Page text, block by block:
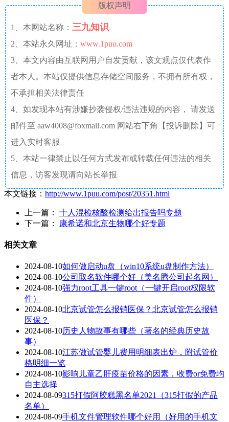
版权声明
1、本网站名称： 三九知识
2、本站永久网址： www.1puu.com
3、本文内容由互联网用户自发贡献，该文观点仅代表作
者本人。本站仅提供信息存储空间服务，不拥有所有权，
不承担相关法律责任
4、如发现本站有涉嫌抄袭侵权/违法违规的内容， 请发送
邮件至 aaw4008@foxmail.com 网站右下角【投诉删除】可
进入实时客服
5、本站一律禁止以任何方式发布或转载任何违法的相关
信息，访客发现请向站长举报
本文链接： http://www.1puu.com/post/20351.html
上一篇： 十人混检核酸检测给出报告吗专题
下一篇：
康希诺和北京生物哪个好专题
相关文章
2024-08-10如何做启动u盘（win10系统u盘制作方法）
2024-08-10公司取名软件哪个好（美名腾公司起名网）
2024-08-10强力root工具一键root（一键开启root权限软
件）
2024-08-10北京试管怎么报销医保？北京试管怎么报销
医保？
2024-08-10历史人物故事有哪些（著名的经典历史故
事）
2024-08-10江苏做试管婴儿费用明细表出炉，附试管价
格明细一览
2024-08-10影响儿童乙肝疫苗价格的因素，收费or免费均
自主选择
2024-08-09315打假阿胶糕黑名单2021（315打假的产品
名单）
2024-08-09手机文件管理软件哪个好用（好用的手机文